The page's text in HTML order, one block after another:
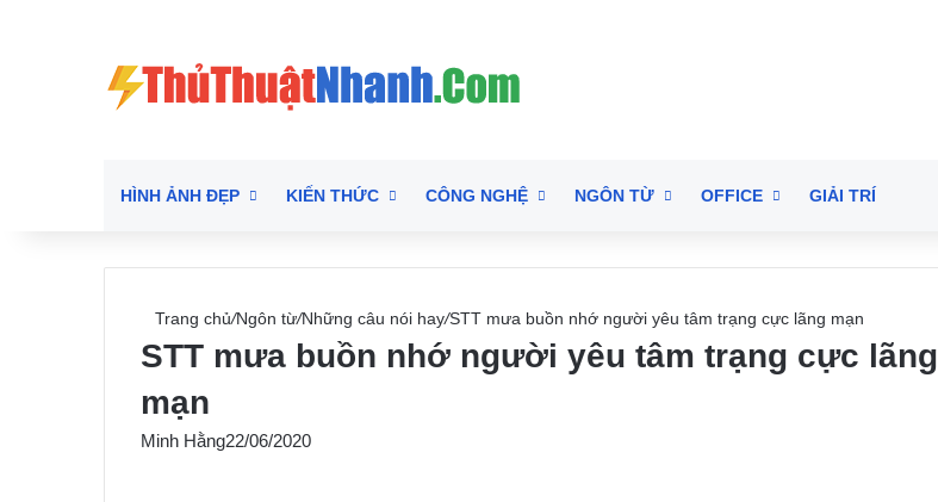
HÌNH ẢNH ĐẸP KIẾN THỨC CÔNG NGHỆ NGÔN TỪ OFFICE GIẢI TRÍ
Trang chủ/Ngôn từ/Những câu nói hay/STT mưa buồn nhớ người yêu tâm trạng cực lãng mạn
STT mưa buồn nhớ người yêu tâm trạng cực lãng
mạn
Minh Hằng22/06/2020